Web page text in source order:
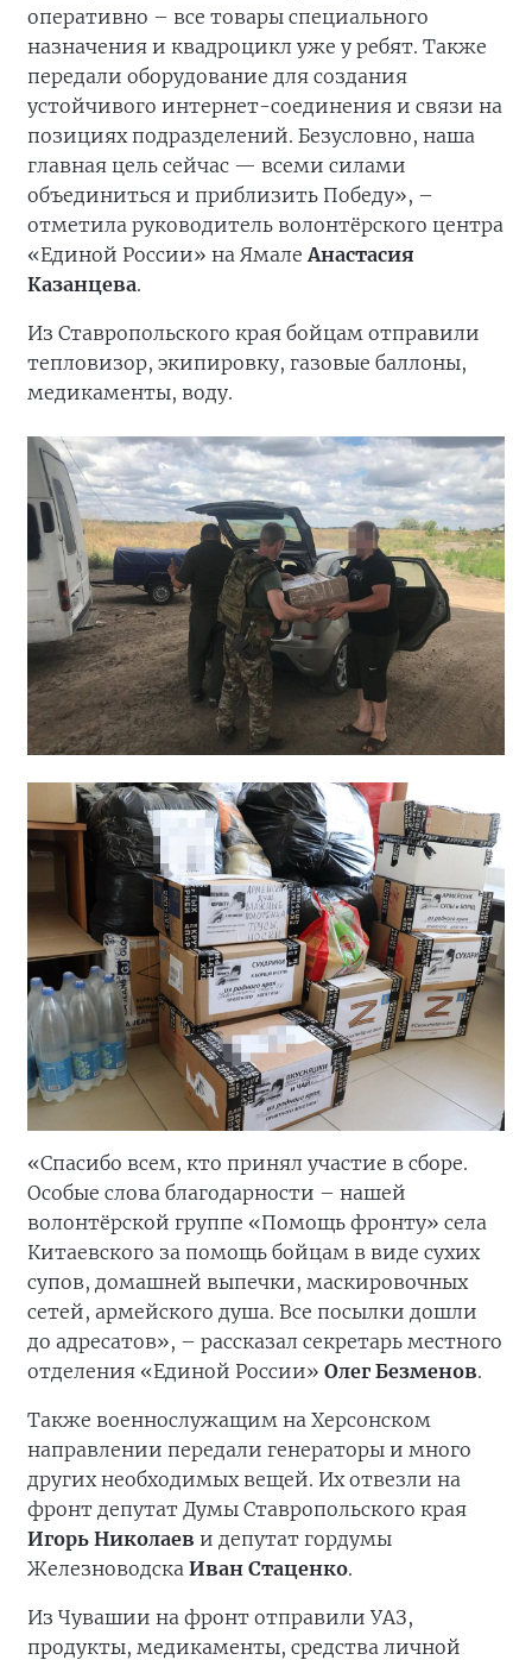
оперативно – все товары специального
назначения и квадроцикл уже у ребят. Также
передали оборудование для создания
устойчивого интернет-соединения и связи на
позициях подразделений. Безусловно, наша
главная цель сейчас — всеми силами
объединиться и приблизить Победу», –
отметила руководитель волонтёрского центра
«Единой России» на ЯмалеАнастасия
Казанцева.
Из Ставропольского края бойцам отправили
тепловизор, экипировку, газовые баллоны,
медикаменты, воду.
«Спасибо всем, кто принял участие в сборе.
Особые слова благодарности – нашей
волонтёрской группе «Помощь фронту» села
Китаевского за помощь бойцам в виде сухих
супов, домашней выпечки, маскировочных
сетей, армейского душа. Все посылки дошли
до адресатов», – рассказал секретарь местного
отделения «Единой России» Олег Безменов.
Также военнослужащим на Херсонском
направлении передали генераторы и много
других необходимых вещей. Их отвезли на
фронт депутат Думы Ставропольского края
Игорь Николаев и депутат гордумы
Железноводска Иван Стаценко.
Из Чувашии на фронт отправили УАЗ,
продукты, медикаменты, средства личной